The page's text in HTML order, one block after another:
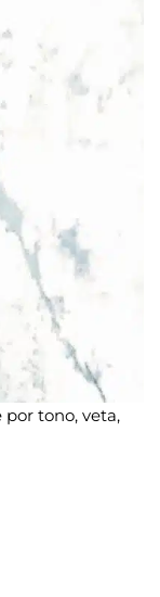
tono, veta,